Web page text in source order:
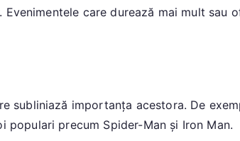
care durează mai mult sau
subliniază importanța acestora. De
populari precum Spider-Man și Iron Man.